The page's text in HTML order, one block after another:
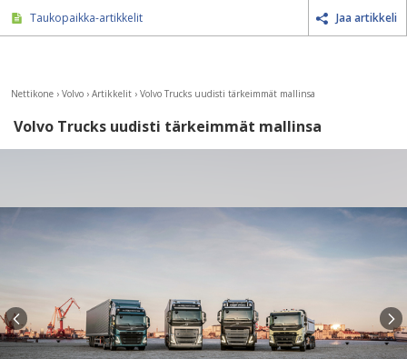
Taukopaikka-artikkelit Jaa artikkeli
Nettikone › Volvo › Artikkelit › Volvo Trucks uudisti tärkeimmät mallinsa
Volvo Trucks uudisti tärkeimmät mallinsa